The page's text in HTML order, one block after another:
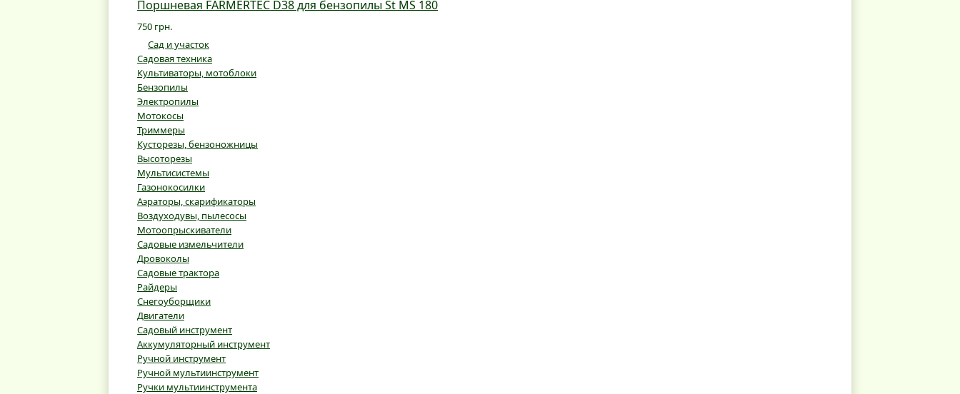
Поршневая FARMERTEC D38 для бензопилы St MS 180
750 грн.
Сад и участок
Садовая техника
Культиваторы, мотоблоки
Бензопилы
Электропилы
Мотокосы
Триммеры
Кусторезы, бензоножницы
Высоторезы
Мультисистемы
Газонокосилки
Аэраторы, скарификаторы
Воздуходувы, пылесосы
Мотоопрыскиватели
Садовые измельчители
Дровоколы
Садовые трактора
Райдеры
Снегоуборщики
Двигатели
Садовый инструмент
Аккумуляторный инструмент
Ручной инструмент
Ручной мультиинструмент
Ручки мультиинструмента